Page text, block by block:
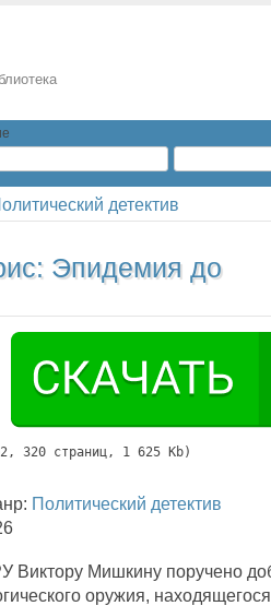
детектив
Эпидемия до
, 320 страниц, 1 625 Kb)
Политический детектив
Виктору Мишкину поручено
оружия,